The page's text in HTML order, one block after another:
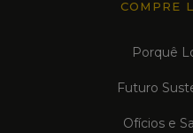
COMPRE
Porquê
Futuro
Ofícios e